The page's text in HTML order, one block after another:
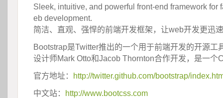
Sleek, intuitive, and powerful front-end framework for
eb development.
简洁、直观、强悍的前端开发框架，让web开发更迅
Bootstrap是Twitter推出的一个用于前端开发的开源工
设计师Mark Otto和Jacob Thornton合作开发，是一个
官方地址： http://twitter.github.com/bootstrap/
中文站： http://www.bootcss.com